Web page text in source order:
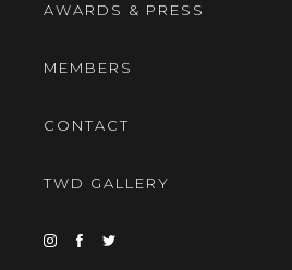
AWARDS & PRESS
MEMBERS
CONTACT
TWD GALLERY